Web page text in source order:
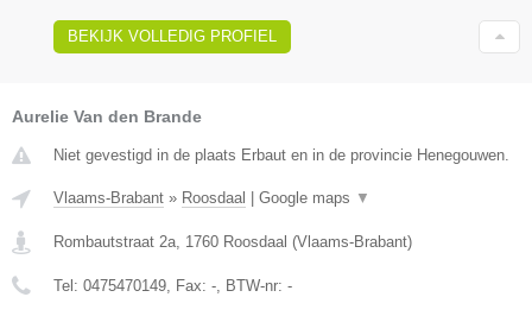
BEKIJK VOLLEDIG PROFIEL
Aurelie Van den Brande
Niet gevestigd in de plaats Erbaut en in de provincie Henegouwen.
Vlaams-Brabant » Roosdaal | Google maps ▼
Rombautstraat 2a 1760 Roosdaal (Vlaams-Brabant)
Tel: 0475470149 , Fax: - , BTW-nr: -